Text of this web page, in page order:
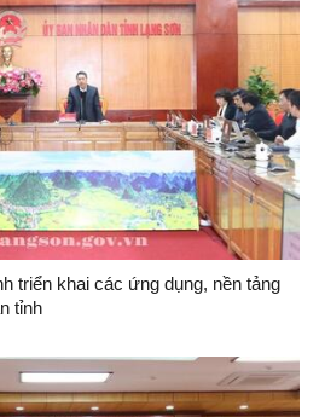
triển khai các ứng dụng, nền tảng
tỉnh